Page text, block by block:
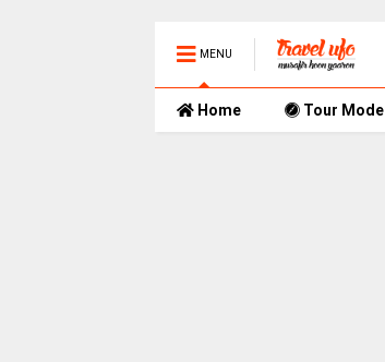
MENU
Home Tour Mode